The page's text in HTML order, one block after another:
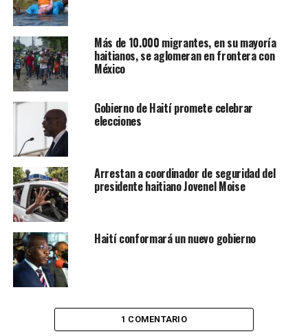
Más de 10.000 migrantes, en su mayoría
haitianos, se aglomeran en frontera con
México
Gobierno de Haití promete celebrar
elecciones
Arrestan a coordinador de seguridad del
presidente haitiano Jovenel Moise
Haití conformará un nuevo gobierno
1 COMENTARIO